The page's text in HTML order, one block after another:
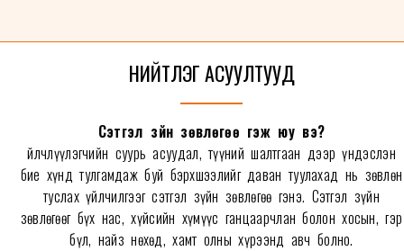
НИЙТЛЭГ АСУУЛТУУД
Сэтгэл зүйн зөвлөгөө гэж юу вэ?
Үйлчлүүлэгчийн суурь асуудал, түүний шалтгаан дээр үндэслэн
бие хүнд тулгамдаж буй бэрхшээлийг даван туулахад нь зөвлөн
туслах үйлчилгээг сэтгэл зүйн зөвлөгөө гэнэ. Сэтгэл зүйн
зөвлөгөөг бүх нас, хүйсийн хүмүүс ганцаарчлан болон хосын, гэр
бүл, найз нөхөд, хамт олны хүрээнд авч болно.